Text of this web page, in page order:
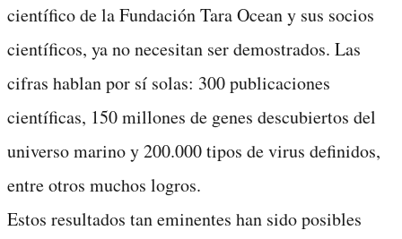
científico de la Fundación Tara Ocean y sus socios
científicos, ya no necesitan ser demostrados. Las
cifras hablan por sí solas: 300 publicaciones
científicas, 150 millones de genes descubiertos del
universo marino y 200.000 tipos de virus definidos,
entre otros muchos logros.
Estos resultados tan eminentes han sido posibles